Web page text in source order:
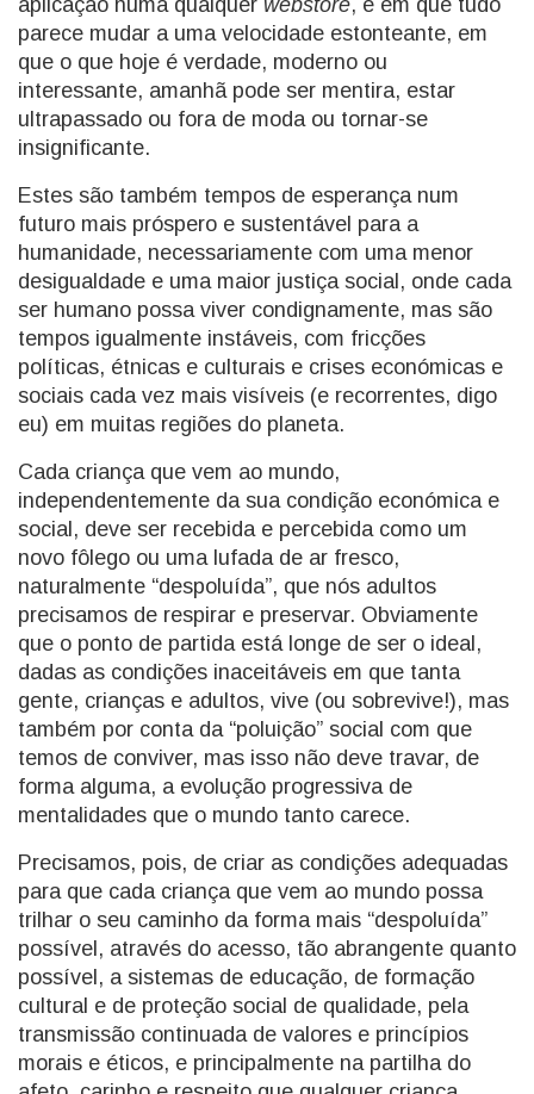
aplicação numa qualquer webstore, e em que tudo
parece mudar a uma velocidade estonteante, em
que o que hoje é verdade, moderno ou
interessante, amanhã pode ser mentira, estar
ultrapassado ou fora de moda ou tornar-se
insignificante.
Estes são também tempos de esperança num
futuro mais próspero e sustentável para a
humanidade, necessariamente com uma menor
desigualdade e uma maior justiça social, onde cada
ser humano possa viver condignamente, mas são
tempos igualmente instáveis, com fricções
políticas, étnicas e culturais e crises económicas e
sociais cada vez mais visíveis (e recorrentes, digo
eu) em muitas regiões do planeta.
Cada criança que vem ao mundo,
independentemente da sua condição económica e
social, deve ser recebida e percebida como um
novo fôlego ou uma lufada de ar fresco,
naturalmente “despoluída”, que nós adultos
precisamos de respirar e preservar. Obviamente
que o ponto de partida está longe de ser o ideal,
dadas as condições inaceitáveis em que tanta
gente, crianças e adultos, vive (ou sobrevive!), mas
também por conta da “poluição” social com que
temos de conviver, mas isso não deve travar, de
forma alguma, a evolução progressiva de
mentalidades que o mundo tanto carece.
Precisamos, pois, de criar as condições adequadas
para que cada criança que vem ao mundo possa
trilhar o seu caminho da forma mais “despoluída”
possível, através do acesso, tão abrangente quanto
possível, a sistemas de educação, de formação
cultural e de proteção social de qualidade, pela
transmissão continuada de valores e princípios
morais e éticos, e principalmente na partilha do